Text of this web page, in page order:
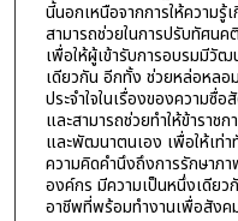
นี้นอกเหนือจากการให้ความ
สามารถช่วยในการปรับทัศน
เพื่อให้ผู้เข้ารับการอบรมมีวั
เดียวกัน อีกทั้ง ช่วยหล่อหลอ
ประจำใจในเรื่องของความ
และสามารถช่วยทำให้ข้าราช
และพัฒนาตนเอง เพื่อให้เท่
ความคิดคำนึงถึงการรักษา
องค์กร มีความเป็นหนึ่งเดียว
อาชีพที่พร้อมทำงานเพื่อสังค